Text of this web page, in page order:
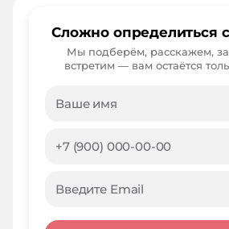
Сложно определиться
Мы подберём, расскажем,
встретим — вам остаётся